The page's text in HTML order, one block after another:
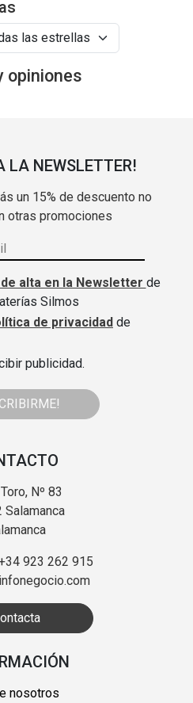
opiniones
LA NEWSLETTER!
un 15% de descuento no
otras promociones
alta en la Newsletter de
Silmos
de privacidad de
publicidad.
Nº 83
Salamanca
923 262 915
nosotros